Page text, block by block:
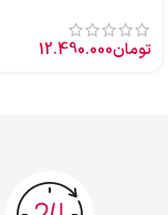
تومان12.490.000